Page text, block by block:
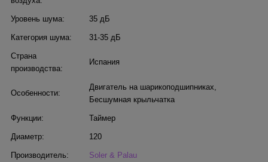
Уровень шума: 35 дБ
Категория шума: 31-35 дБ
Страна
производства:
Испания
Особенности:
Двигатель на шарикоподшипниках,
Бесшумная крыльчатка
Функции: Таймер
Диаметр: 120
Производитель: Soler & Palau